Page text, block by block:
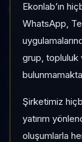
Ekonlab’ın
WhatsApp,
grup, topluluk
Şirketimiz
yatırım
oluşumlarla
Yoğun KAP
UNT
Son fiyat:
1 AY VE 3 AY